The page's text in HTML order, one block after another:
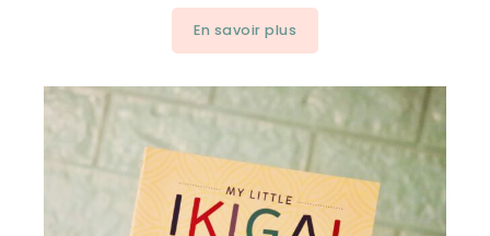
En savoir plus